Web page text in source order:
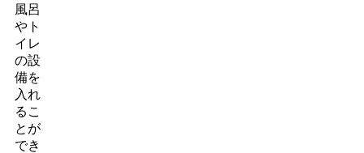
風呂
やト
イレ
の設
備を
入れ
るこ
とが
でき